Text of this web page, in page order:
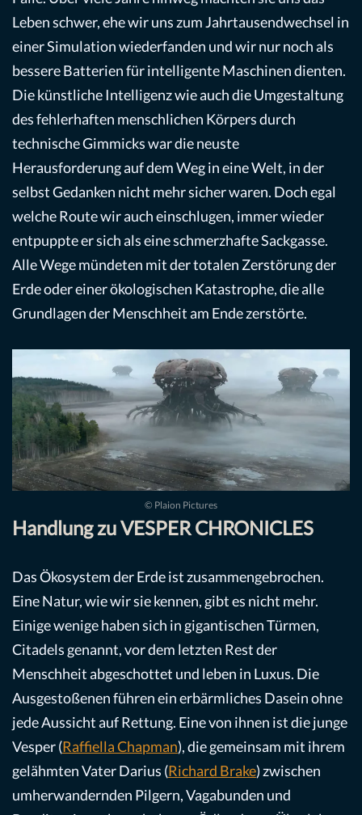
Leben schwer, ehe wir uns zum Jahrtausendwechsel in
einer Simulation wiederfanden und wir nur noch als
bessere Batterien für intelligente Maschinen dienten.
Die künstliche Intelligenz wie auch die Umgestaltung
des fehlerhaften menschlichen Körpers durch
technische Gimmicks war die neuste
Herausforderung auf dem Weg in eine Welt, in der
selbst Gedanken nicht mehr sicher waren. Doch egal
welche Route wir auch einschlugen, immer wieder
entpuppte er sich als eine schmerzhafte Sackgasse.
Alle Wege mündeten mit der totalen Zerstörung der
Erde oder einer ökologischen Katastrophe, die alle
Grundlagen der Menschheit am Ende zerstörte.
© Plaion Pictures
Handlung zu VESPER CHRONICLES
Das Ökosystem der Erde ist zusammengebrochen.
Eine Natur, wie wir sie kennen, gibt es nicht mehr.
Einige wenige haben sich in gigantischen Türmen,
Citadels genannt, vor dem letzten Rest der
Menschheit abgeschottet und leben in Luxus. Die
Ausgestoßenen führen ein erbärmliches Dasein ohne
jede Aussicht auf Rettung. Eine von ihnen ist die junge
Vesper (Raffiella Chapman), die gemeinsam mit ihrem
gelähmten Vater Darius (Richard Brake) zwischen
umherwandernden Pilgern, Vagabunden und